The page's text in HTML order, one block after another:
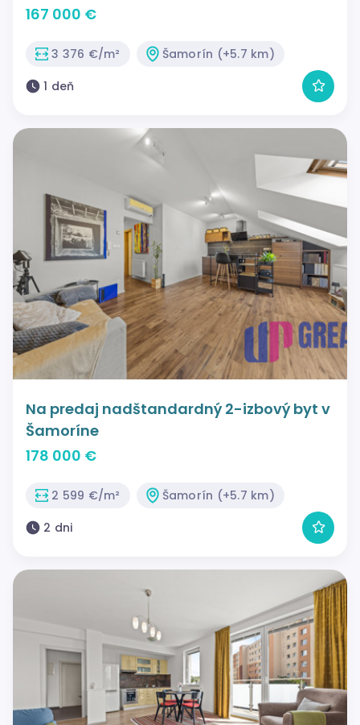
167 000 €
3 376 €/m²
Šamorín (+5.7 km)
1 deň
Na predaj nadštandardný 2-izbový byt v
Šamoríne
178 000 €
2 599 €/m²
Šamorín (+5.7 km)
2 dni